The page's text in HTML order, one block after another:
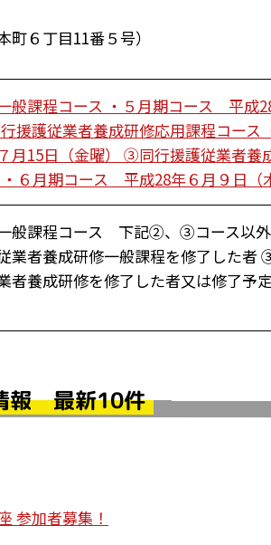
６丁目11番５号）
般課程コース ・５月期コース 平成
援護従業者養成研修応用課程コース
月15日（金曜） ③同行援護従業者養
６月期コース 平成28年６月９日（
般課程コース 下記②、③コース以
者養成研修一般課程を修了した者
養成研修を修了した者又は修了予
報 最新10件
参加者募集！